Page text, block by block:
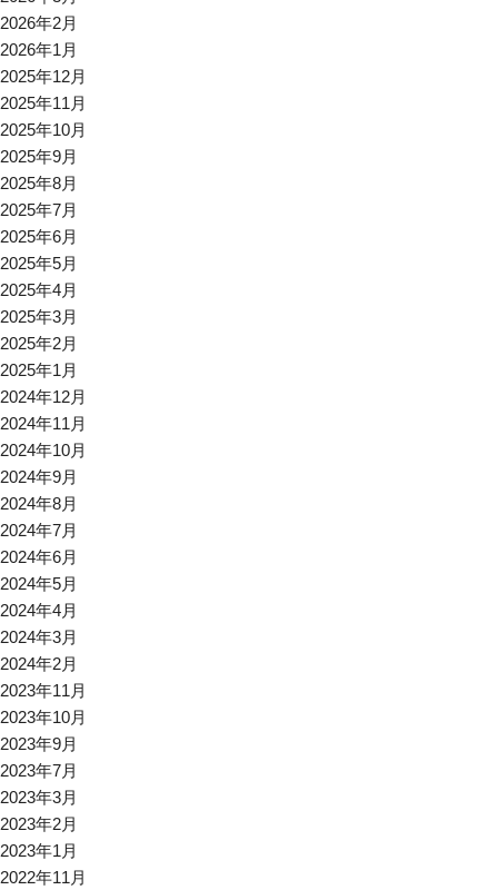
2026年2月
2026年1月
2025年12月
2025年11月
2025年10月
2025年9月
2025年8月
2025年7月
2025年6月
2025年5月
2025年4月
2025年3月
2025年2月
2025年1月
2024年12月
2024年11月
2024年10月
2024年9月
2024年8月
2024年7月
2024年6月
2024年5月
2024年4月
2024年3月
2024年2月
2023年11月
2023年10月
2023年9月
2023年7月
2023年3月
2023年2月
2023年1月
2022年11月